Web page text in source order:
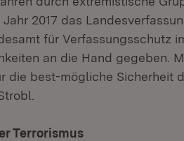
2017 das
für Verfassungsschutz
an die Hand gegeben.
die best-mögliche Sicherheit
Terrorismus